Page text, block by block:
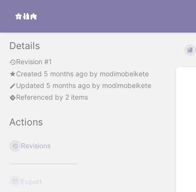
Details
Revision #1
Created 5 months ago by modimobeikete
Updated 5 months ago by modimobeikete
Referenced by 2 items
Actions
Revisions
Export